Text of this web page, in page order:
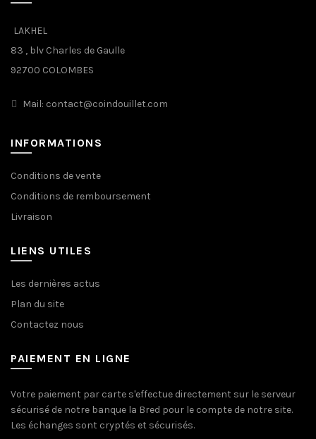
LAKHEL
83 , blv Charles de Gaulle
92700 COLOMBES
Mail: contact@coindouillet.com
INFORMATIONS
Conditions de vente
Conditions de remboursement
Livraison
LIENS UTILES
Les dernières actus
Plan du site
Contactez nous
PAIEMENT EN LIGNE
Votre paiement par carte s'effectue directement sur le serveur
sécurisé de notre banque la Bred pour le compte de notre site.
Les échanges sont cryptés et sécurisés.